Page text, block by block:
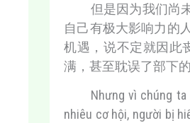
但是因为我们尚
自己有极大影响力的
机遇，说不定就因此
满，甚至耽误了部下的
Nhưng vì chúng
nhiêu cơ hội, người bị